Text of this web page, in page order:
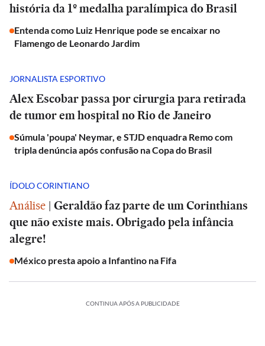
história da 1º medalha paralímpica do Brasil
Entenda como Luiz Henrique pode se encaixar no
Flamengo de Leonardo Jardim
JORNALISTA ESPORTIVO
Alex Escobar passa por cirurgia para retirada
de tumor em hospital no Rio de Janeiro
Súmula 'poupa' Neymar, e STJD enquadra Remo com
tripla denúncia após confusão na Copa do Brasil
ÍDOLO CORINTIANO
Análise | Geraldão faz parte de um Corinthians
que não existe mais. Obrigado pela infância
alegre!
México presta apoio a Infantino na Fifa
CONTINUA APÓS A PUBLICIDADE